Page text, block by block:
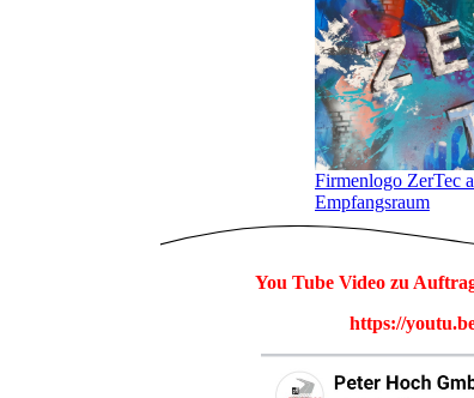
Firmenlogo ZerTec
Empfangsraum
You Tube Video zu
https://